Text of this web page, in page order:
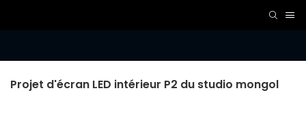
Projet d'écran LED intérieur P2 du studio mongol